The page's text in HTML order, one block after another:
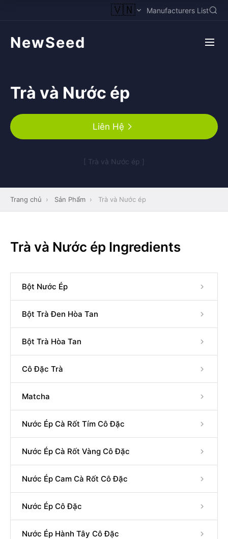
🇻🇳 Manufacturers List
NewSeed
Trà và Nước ép
Liên Hệ
[ Trà và Nước ép ]
Trang chủ › Sản Phẩm › Trà và Nước ép
Trà và Nước ép Ingredients
Bột Nước Ép
Bột Trà Đen Hòa Tan
Bột Trà Hòa Tan
Cô Đặc Trà
Matcha
Nước Ép Cà Rốt Tím Cô Đặc
Nước Ép Cà Rốt Vàng Cô Đặc
Nước Ép Cam Cà Rốt Cô Đặc
Nước Ép Cô Đặc
Nước Ép Hành Tây Cô Đặc